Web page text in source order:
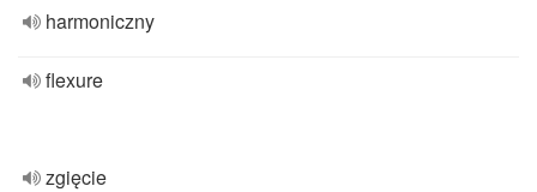
harmoniczny
flexure
zgięcie